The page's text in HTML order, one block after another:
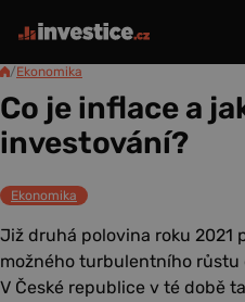
/Ekonomika
Co je inflace a
investování?
Ekonomika
Již druhá polovina roku 2021
možného turbulentního
V České republice v té době